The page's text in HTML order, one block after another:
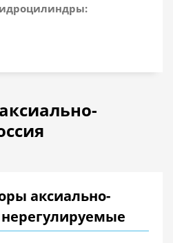
аксиально-